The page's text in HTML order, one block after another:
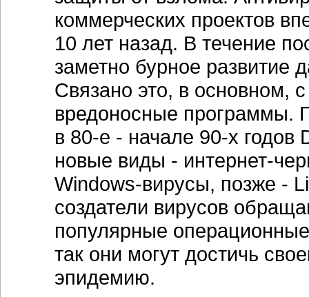
коммерческих проектов
10 лет назад. В течение
заметно бурное
Связано это, в основном,
вредоносные программы.
в 80-е - начале 90-х годов
новые виды - интернет-
Windows-вирусы, позже -
создатели вирусов
популярные
так они могут достичь
эпидемию.